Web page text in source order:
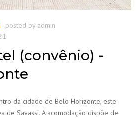
posted by admin
(convênio) -
da cidade de Belo Horizonte, este
de Savassi. A acomodação dispõe de